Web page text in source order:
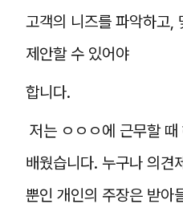
고객의 니즈를 파악하고,
제안할 수 있어야
합니다.
저는 ㅇㅇㅇ에 근무할
배웠습니다. 누구나 의견
뿐인 개인의 주장은 받아